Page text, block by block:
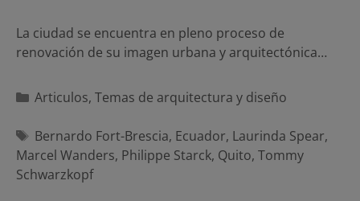
La ciudad se encuentra en pleno proceso de
renovación de su imagen urbana y arquitectónica…
Categorías
Articulos, Temas de arquitectura y diseño
Etiquetas
Bernardo Fort-Brescia, Ecuador, Laurinda Spear,
Marcel Wanders, Philippe Starck, Quito, Tommy
Schwarzkopf